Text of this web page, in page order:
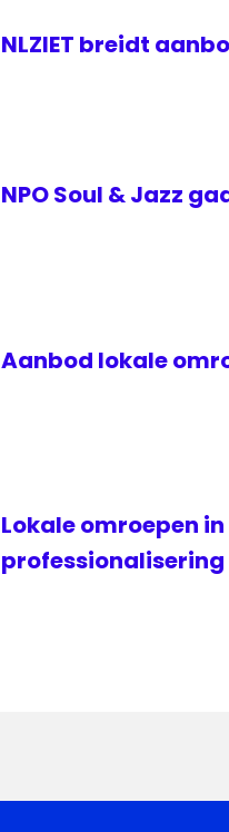
NLZIET breidt
NPO Soul & Jazz
Aanbod lokale
Lokale omroepen
professionalisering